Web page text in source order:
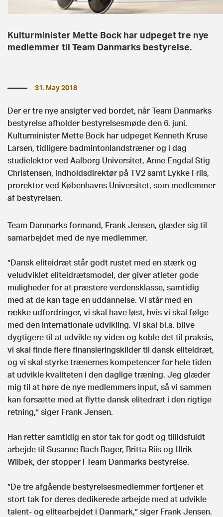
Kulturminister Mette Bock har udpeget tre nye
medlemmer til Team Danmarks bestyrelse.
31. May 2018
Der er tre nye ansigter ved bordet, når Team Danmarks
bestyrelse afholder bestyrelsesmøde den 6. juni.
Kulturminister Mette Bock har udpeget Kenneth Kruse
Larsen, tidligere badmintonlandstræner og i dag
studielektor ved Aalborg Universitet, Anne Engdal Stig
Christensen, indholdsdirektør på TV2 samt Lykke Friis,
prorektor ved Københavns Universitet, som medlemmer
af bestyrelsen.
Team Danmarks formand, Frank Jensen, glæder sig til
samarbejdet med de nye medlemmer.
”Dansk eliteidræt står godt rustet med en stærk og
veludviklet eliteidrætsmodel, der giver atleter gode
muligheder for at præstere verdensklasse, samtidig
med at de kan tage en uddannelse. Vi står med en
række udfordringer, vi skal have løst, hvis vi skal følge
med den internationale udvikling. Vi skal bl.a. blive
dygtigere til at udvikle ny viden og koble det til praksis,
vi skal finde flere finansieringskilder til dansk eliteidræt,
og vi skal styrke trænernes kompetencer for hele tiden
at udvikle kvaliteten i den daglige træning. Jeg glæder
mig til at høre de nye medlemmers input, så vi sammen
kan forsætte med at flytte dansk elitedræt i den rigtige
retning,” siger Frank Jensen.
Han retter samtidig en stor tak for godt og tillidsfuldt
arbejde til Susanne Bach Bager, Britta Riis og Ulrik
Wilbek, der stopper i Team Danmarks bestyrelse.
”De tre afgående bestyrelsesmedlemmer fortjener et
stort tak for deres dedikerede arbejde med at udvikle
talent- og elitearbejdet i Danmark,” siger Frank Jensen.